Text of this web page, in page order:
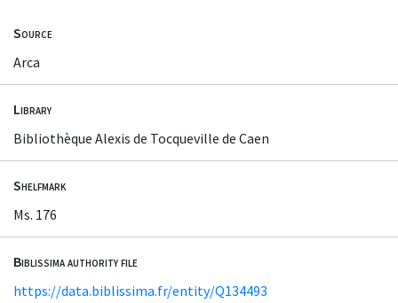
Source
Arca
Library
Bibliothèque Alexis de Tocqueville de Caen
Shelfmark
Ms. 176
Biblissima authority file
https://data.biblissima.fr/entity/Q134493